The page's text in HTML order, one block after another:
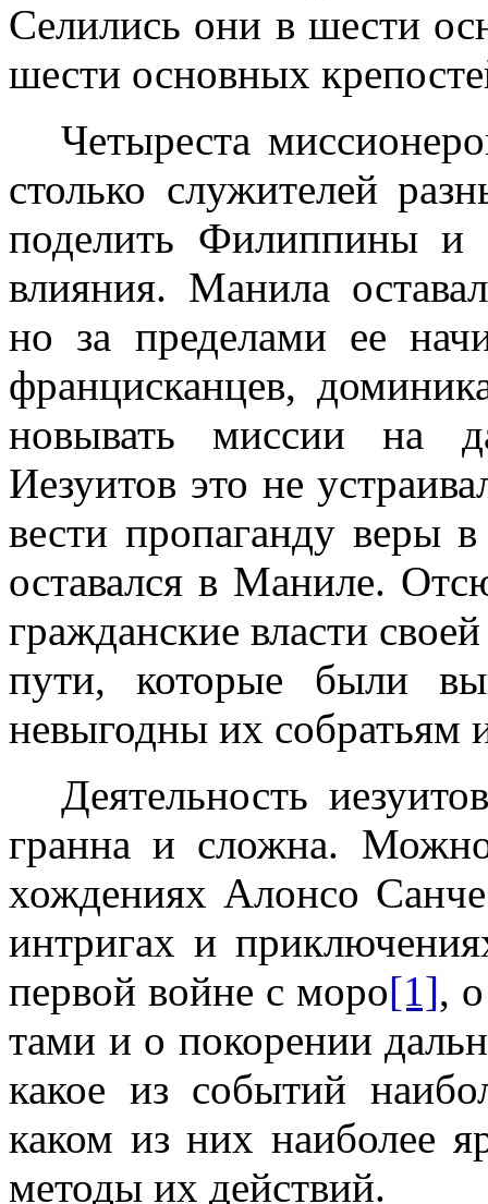
Селились они в шести
шести основных
Четыреста
столько служителей
поделить Филиппины и
влияния. Манила
но за пределами ее
францисканцев,
новывать миссии на
Иезуитов это не
вести пропаганду веры
оставался в Маниле.
гражданские власти
пути, которые были
невыгодны их собратьям
Деятельность
гранна и сложна.
хождениях Алонсо
интригах и
первой войне с моро[1],
тами и о покорении
какое из событий
каком из них наиболее
методы их действий.